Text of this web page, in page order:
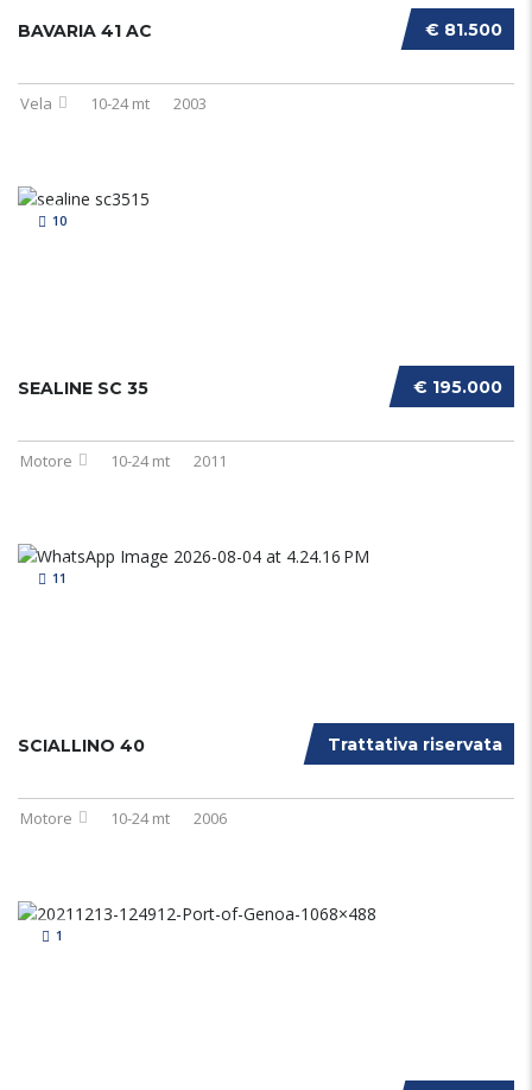
€ 81.500
BAVARIA 41 AC
Vela 10-24 mt 2003
10
€ 195.000
SEALINE SC 35
Motore 10-24 mt 2011
11
Trattativa riservata
SCIALLINO 40
Motore 10-24 mt 2006
1